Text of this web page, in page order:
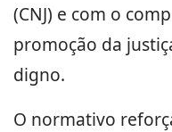
(CNJ) e com o
promoção da
digno.
O normativo